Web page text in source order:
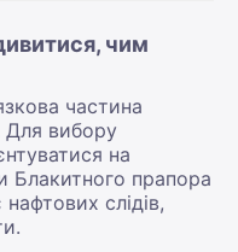
чим
частина
Для вибору
на
Блакитного прапора
слідів,